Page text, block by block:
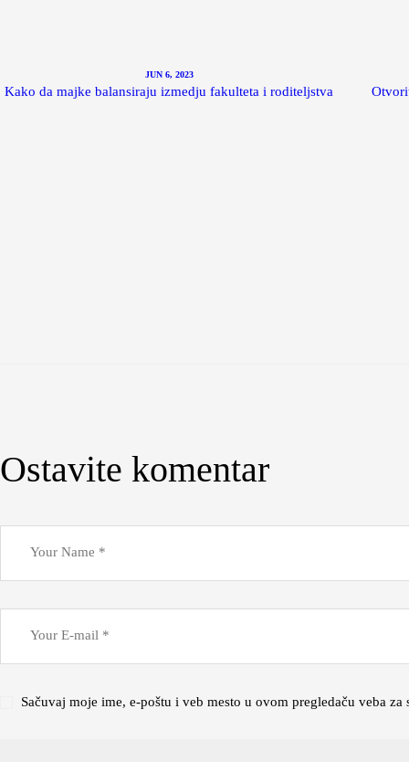
JUN 6, 2023
Kako da majke balansiraju izmedju fakulteta i roditeljstva
Ostavite komentar
Sačuvaj moje ime, e-poštu i veb mesto u ovom pregledaču veba za